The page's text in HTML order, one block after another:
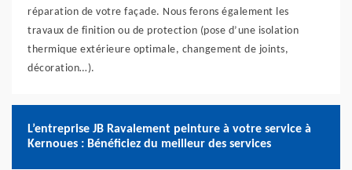
réparation de votre façade. Nous ferons également les
travaux de finition ou de protection (pose d’une isolation
thermique extérieure optimale, changement de joints,
décoration…).
L’entreprise JB Ravalement peinture à votre service à
Kernoues : Bénéficiez du meilleur des services